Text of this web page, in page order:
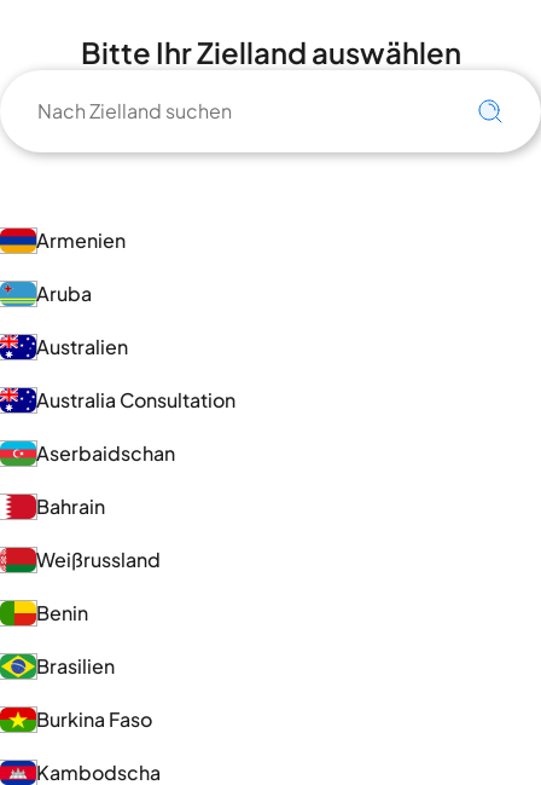
Bitte Ihr Zielland auswählen
Armenien
Aruba
Australien
Australia Consultation
Aserbaidschan
Bahrain
Weißrussland
Benin
Brasilien
Burkina Faso
Kambodscha